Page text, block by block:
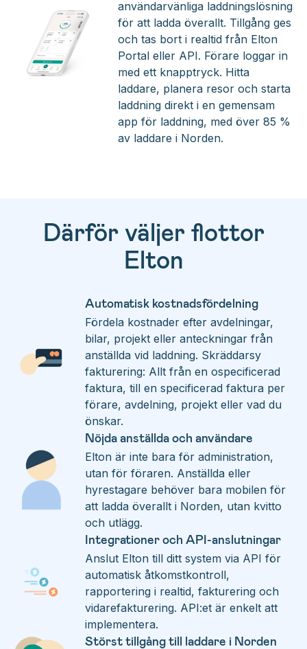
användarvänliga laddningslösning
för att ladda överallt. Tillgång ges
och tas bort i realtid från Elton
Portal eller API. Förare loggar in
med ett knapptryck. Hitta
laddare, planera resor och starta
laddning direkt i en gemensam
app för laddning, med över 85 %
av laddare i Norden.
Därför väljer flottor
Elton
Automatisk kostnadsfördelning
Fördela kostnader efter avdelningar,
bilar, projekt eller anteckningar från
anställda vid laddning. Skräddarsy
fakturering: Allt från en ospecificerad
faktura, till en specificerad faktura per
förare, avdelning, projekt eller vad du
önskar.
Nöjda anställda och användare
Elton är inte bara för administration,
utan för föraren. Anställda eller
hyrestagare behöver bara mobilen för
att ladda överallt i Norden, utan kvitto
och utlägg.
Integrationer och API-anslutningar
Anslut Elton till ditt system via API för
automatisk åtkomstkontroll,
rapportering i realtid, fakturering och
vidarefakturering. API:et är enkelt att
implementera.
Störst tillgång till laddare i Norden